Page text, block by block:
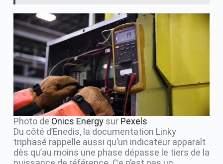
Photo de Onics Energysur Pexels
Du côté d’Enedis, la documentation Linky
triphasé rappelle aussi qu’un indicateur apparaît
dès qu’au moins une phase dépasse le tiers de la